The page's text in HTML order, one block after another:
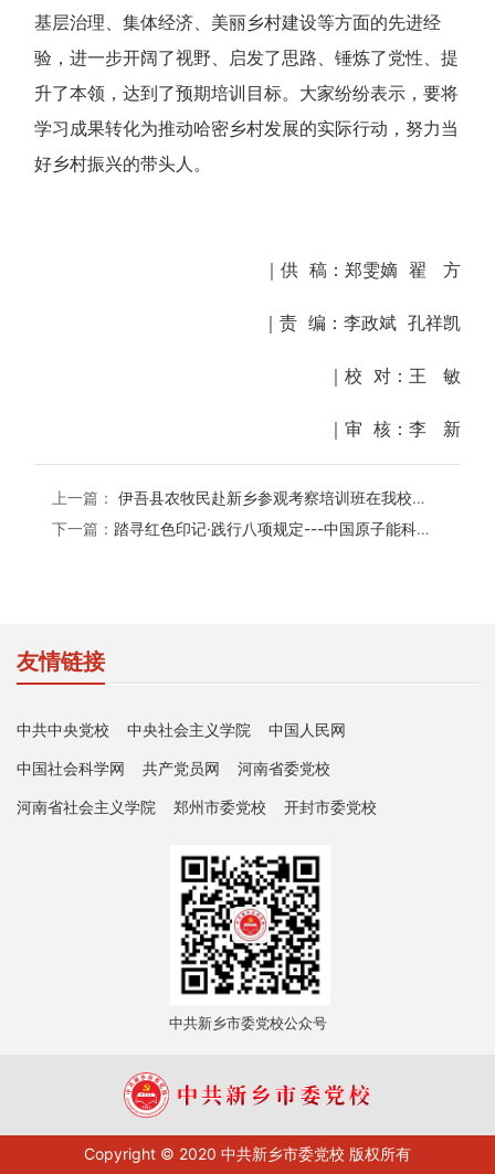
基层治理、集体经济、美丽乡村建设等方面的先进经
验，进一步开阔了视野、启发了思路、锤炼了党性、提
升了本领，达到了预期培训目标。大家纷纷表示，要将
学习成果转化为推动哈密乡村发展的实际行动，努力当
好乡村振兴的带头人。
｜供 稿：郑雯嫡 翟 方
｜责 编：李政斌 孔祥凯
｜校 对：王 敏
｜审 核：李 新
上一篇： 伊吾县农牧民赴新乡参观考察培训班在我校举办
下一篇： 踏寻红色印记·践行八项规定---中国原子能科学研究院后勤服务集团动力工程部培训班圆满结业
友情链接
中共中央党校 中央社会主义学院 中国人民网
中国社会科学网 共产党员网 河南省委党校
河南省社会主义学院 郑州市委党校 开封市委党校
中共新乡市委党校公众号
Copyright © 2020 中共新乡市委党校 版权所有